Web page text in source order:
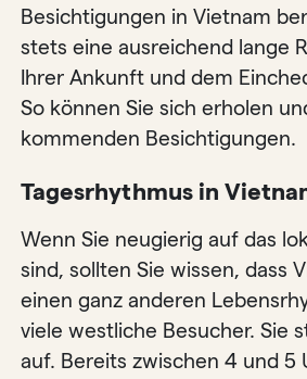
Besichtigungen in Vietnam
stets eine ausreichend lange
Ihrer Ankunft und dem
So können Sie sich erholen
kommenden Besichtigungen.
Tagesrhythmus in
Wenn Sie neugierig auf das
sind, sollten Sie wissen, dass
einen ganz anderen
viele westliche Besucher. Sie
auf. Bereits zwischen 4 und 5